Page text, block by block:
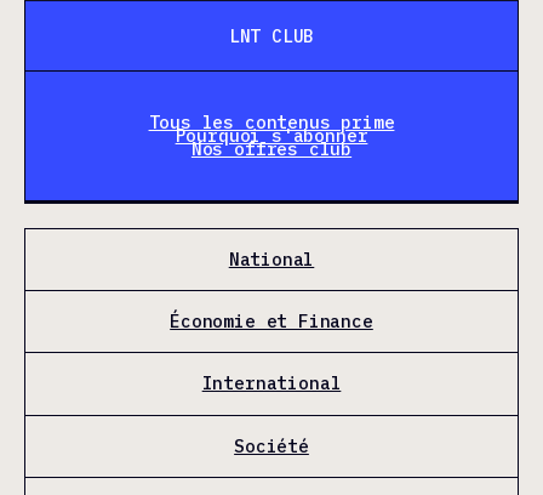
LNT CLUB
Tous les contenus prime
Pourquoi s'abonner
Nos offres club
National
Économie et Finance
International
Société